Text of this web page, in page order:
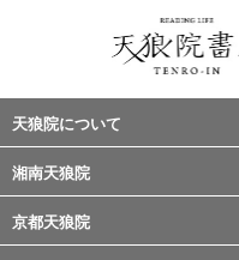
天狼院について
湘南天狼院
京都天狼院